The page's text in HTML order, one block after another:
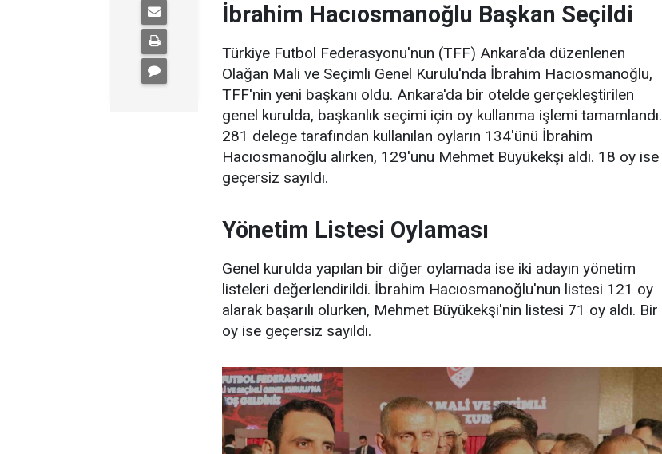
İbrahim Hacıosmanoğlu Başkan Seçildi
Türkiye Futbol Federasyonu'nun (TFF) Ankara'da düzenlenen
Olağan Mali ve Seçimli Genel Kurulu'nda İbrahim Hacıosmanoğlu,
TFF'nin yeni başkanı oldu. Ankara'da bir otelde gerçekleştirilen
genel kurulda, başkanlık seçimi için oy kullanma işlemi tamamlandı.
281 delege tarafından kullanılan oyların 134'ünü İbrahim
Hacıosmanoğlu alırken, 129'unu Mehmet Büyükekşi aldı. 18 oy ise
geçersiz sayıldı.
Yönetim Listesi Oylaması
Genel kurulda yapılan bir diğer oylamada ise iki adayın yönetim
listeleri değerlendirildi. İbrahim Hacıosmanoğlu'nun listesi 121 oy
alarak başarılı olurken, Mehmet Büyükekşi'nin listesi 71 oy aldı. Bir
oy ise geçersiz sayıldı.